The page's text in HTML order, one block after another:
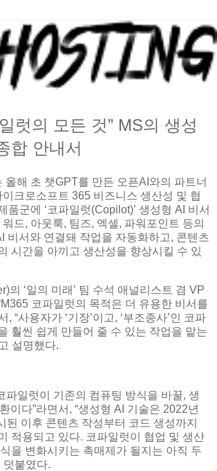
럿의 모든 것” MS의 생성
합 안내서
올해 초 챗GPT를 만든 오픈AI와의 파트너
크로소프트 365 비즈니스 생산성 및 협
품군에 ‘코파일럿(Copilot)’ 생성형 AI 비서
드, 아웃룩, 팀즈, 엑셀, 파워포인트 등의
비서와 연결돼 작업을 자동화하고, 콘텐츠
시간을 아끼고 생산성을 향상시킬 수 있
의 ‘일의 미래’ 팀 수석 애널리스트 겸 VP
코파일럿의 목적은 더 유용한 비서를
, “사용자가 ‘기장’이고, ‘부조종사’인 코파
훨씬 쉽게 만들어 줄 수 있는 작업을 맡는
설명했다.
파일럿이 기존의 컴퓨팅 방식을 바꿀, 생
이다”라면서, “생성형 AI 기술은 2022년
된 이후 콘텐츠 작성부터 코드 생성까지
적용되고 있다. 코파일럿이 협업 및 생산
을 변화시키는 촉매제가 될지는 아직 두
덧붙였다.